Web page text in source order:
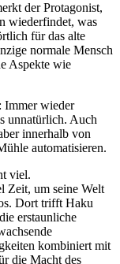
der Protagonist,
wiederfindet, was
für das alte
normale Mensch
Aspekte wie
Immer wieder
unnatürlich. Auch
innerhalb von
automatisieren.
viel.
Zeit, um seine Welt
Dort trifft Haku
erstaunliche
kombiniert mit
die Macht des